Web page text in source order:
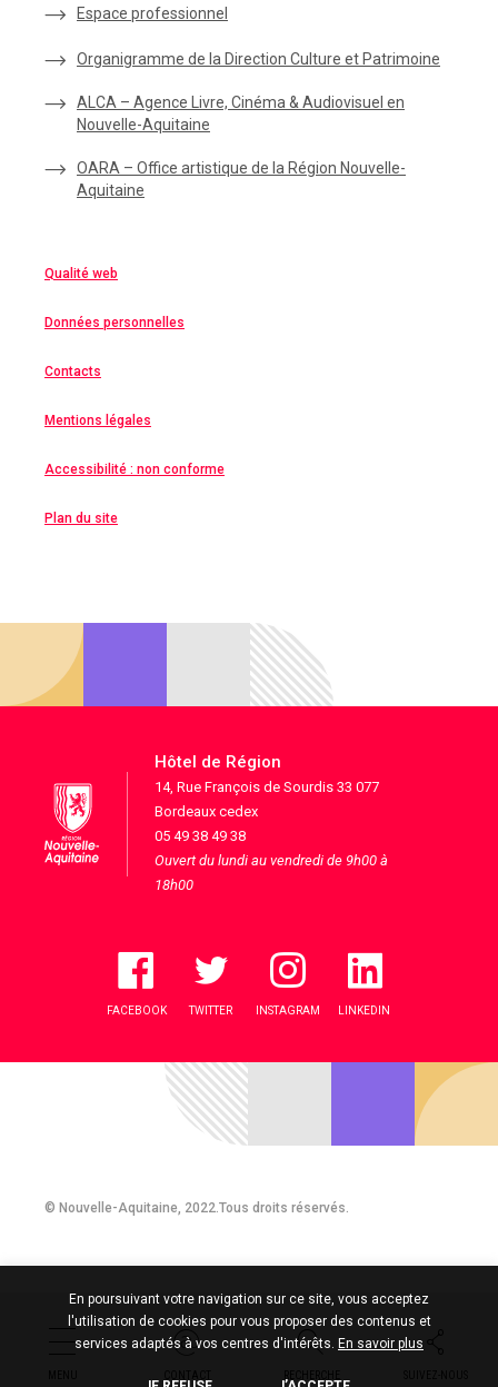
Espace professionnel
Organigramme de la Direction Culture et Patrimoine
ALCA – Agence Livre, Cinéma & Audiovisuel en
Nouvelle-Aquitaine
OARA – Office artistique de la Région Nouvelle-
Aquitaine
Qualité web
Données personnelles
Contacts
Mentions légales
Accessibilité : non conforme
Plan du site
Hôtel de Région
14, Rue François de Sourdis 33 077
Bordeaux cedex
05 49 38 49 38
Ouvert du lundi au vendredi de 9h00 à
18h00
FACEBOOK TWITTER INSTAGRAM LINKEDIN
© Nouvelle-Aquitaine, 2022.Tous droits réservés.
En poursuivant votre navigation sur ce site, vous acceptez
l'utilisation de cookies pour vous proposer des contenus et
services adaptés à vos centres d'intérêts. En savoir plus